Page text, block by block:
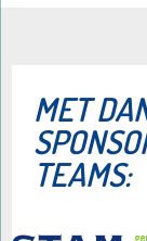
​MET
TEAMS: